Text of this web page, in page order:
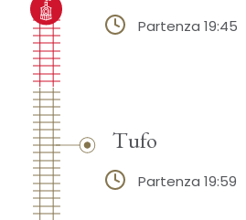
Partenza 19:45
Tufo
Partenza 19:59